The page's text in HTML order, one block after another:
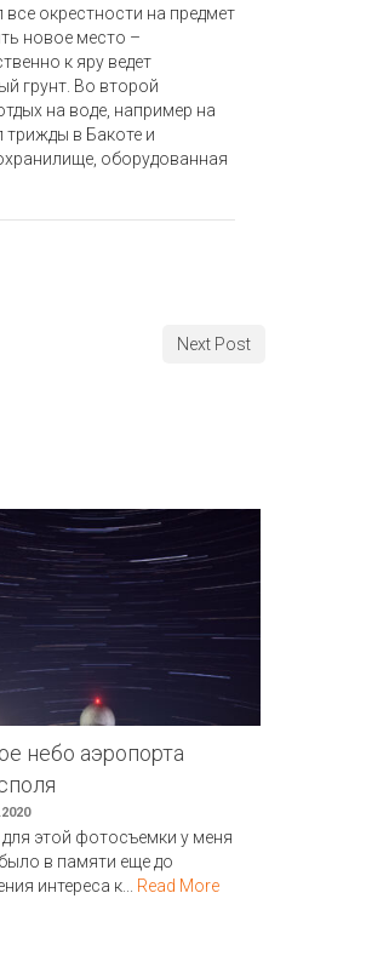
окрестности на предмет
новое место –
к яру ведет
грунт. Во второй
на воде, например на
трижды в Бакоте и
оборудованная
Next Post
небо аэропорта
этой фотосъемки у меня
в памяти еще до
интереса к... Read More